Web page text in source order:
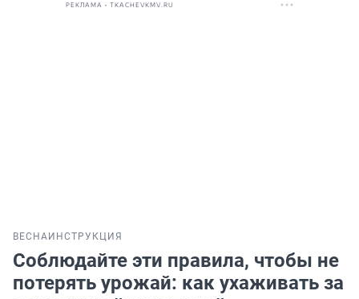
РЕКЛАМА • TKACHEVKMV.RU
ВЕСНА ИНСТРУКЦИЯ
Соблюдайте эти правила, чтобы не
потерять урожай: как ухаживать за